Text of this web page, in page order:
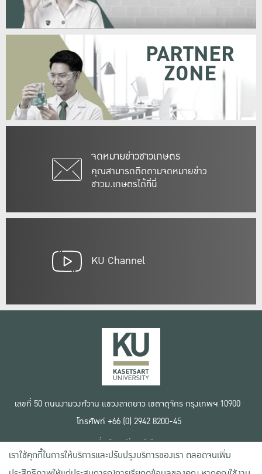
จดหมายข่าวชาวเกษตร
คุณสามารถติดตามจดหมายข่าว
ชาวม.เกษตรได้ที่นี่
PARTNER
ZONE
KU Channel
เลขที่ 50 ถนนงามวงศ์วาน แขวงลาดยาว เขตจตุจักร กรุงเทพฯ 10900
โทรศัพท์ +66 (0) 2942 8200-45
เงื่อนไขการใช้งานเว็บไซต์
ข้อตกลงด้านสิทธิ์ใช้งาน
นโยบายความเป็นส่วนตัว
เราใช้คุกกี้ในการให้บริการและปรับปรุงบริการของเรา ตลอดจนเพิ่ม